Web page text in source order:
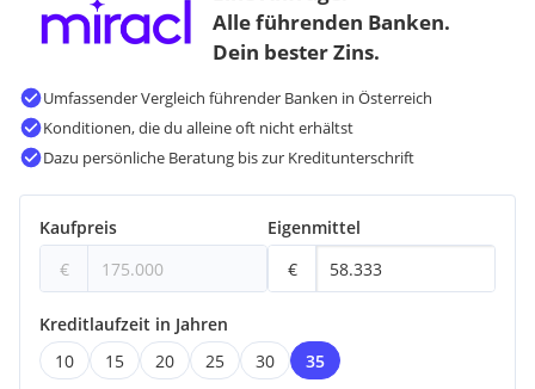
Alle führenden Banken.
Dein bester Zins.
Umfassender Vergleich führender Banken in Österreich
Konditionen, die du alleine oft nicht erhältst
Dazu persönliche Beratung bis zur Kreditunterschrift
Kaufpreis
€
Eigenmittel
€
Kreditlaufzeit in Jahren
10
15 20 25 30 35